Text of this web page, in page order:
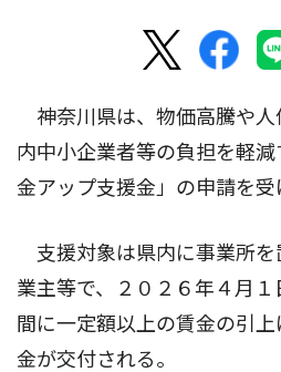
神奈川県は、物価高騰や人
内中小企業者等の負担を軽
金アップ支援金」の申請を受
支援対象は県内に事業所を
業主等で、２０２６年４月
間に一定額以上の賃金の引
金が交付される。